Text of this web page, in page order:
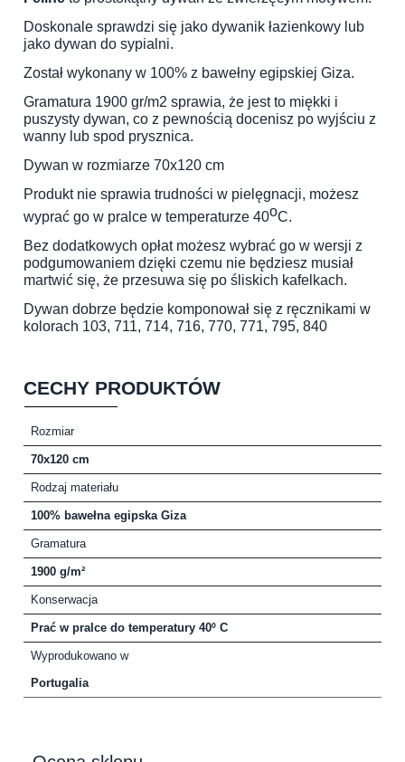
Doskonale sprawdzi się jako dywanik łazienkowy lub
jako dywan do sypialni.
Został wykonany w 100% z bawełny egipskiej Giza.
Gramatura 1900 gr/m2 sprawia, że jest to miękki i
puszysty dywan, co z pewnością docenisz po wyjściu z
wanny lub spod prysznica.
Dywan w rozmiarze 70x120 cm
Produkt nie sprawia trudności w pielęgnacji, możesz
wyprać go w pralce w temperaturze 40oC.
Bez dodatkowych opłat możesz wybrać go w wersji z
podgumowaniem dzięki czemu nie będziesz musiał
martwić się, że przesuwa się po śliskich kafelkach.
Dywan dobrze będzie komponował się z ręcznikami w
kolorach 103, 711, 714, 716, 770, 771, 795, 840
CECHY PRODUKTÓW
Rozmiar
70x120 cm
Rodzaj materiału
100% bawełna egipska Giza
Gramatura
1900 g/m²
Konserwacja
Prać w pralce do temperatury 40º C
Wyprodukowano w
Portugalia